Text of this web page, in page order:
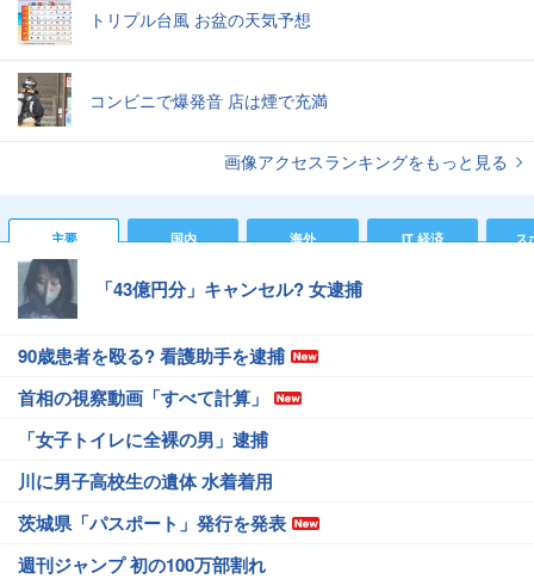
トリプル台風 お盆の天気予想
コンビニで爆発音 店は煙で充満
画像アクセスランキングをもっと見る
主要 国内 海外 IT 経済 ス
「43億円分」キャンセル? 女逮捕
90歳患者を殴る? 看護助手を逮捕
首相の視察動画「すべて計算」
「女子トイレに全裸の男」逮捕
川に男子高校生の遺体 水着着用
茨城県「パスポート」発行を発表
週刊ジャンプ 初の100万部割れ